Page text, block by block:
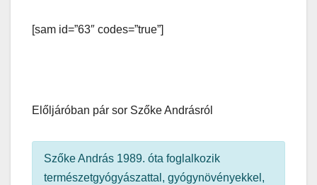
[sam id=”63″ codes=”true”]
Előljáróban pár sor Szőke Andrásról
Szőke András 1989. óta foglalkozik
természetgyógyászattal, gyógynövényekkel,